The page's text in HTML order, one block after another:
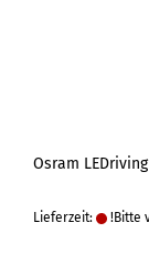
Osram
Lieferzeit: !Bitte